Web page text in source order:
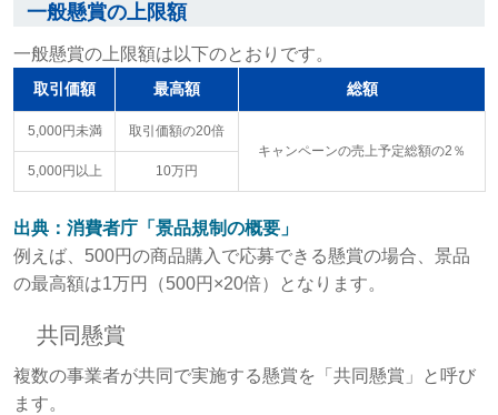
一般懸賞の上限額
一般懸賞の上限額は以下のとおりです。
取引価額 最高額 総額
5,000円未満
取引価額の20倍
キャンペーンの売上予定総額の2％
5,000円以上
10万円
出典：消費者庁「景品規制の概要」
例えば、500円の商品購入で応募できる懸賞の場合、景品
の最高額は1万円（500円×20倍）となります。
共同懸賞
複数の事業者が共同で実施する懸賞を「共同懸賞」と呼び
ます。